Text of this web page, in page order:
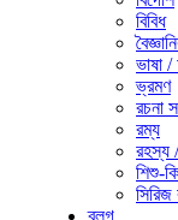
বিবিধ
ভাষা
ভ্রমণ
রচনা
রম্য
রহস্য
শিশু-
সিরিজ
ব্লগ